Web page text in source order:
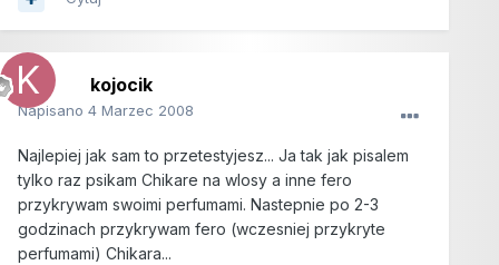
kojocik
Napisano 4 Marzec 2008
Najlepiej jak sam to przetestyjesz... Ja tak jak pisalem
tylko raz psikam Chikare na wlosy a inne fero
przykrywam swoimi perfumami. Nastepnie po 2-3
godzinach przykrywam fero (wczesniej przykryte
perfumami) Chikara...